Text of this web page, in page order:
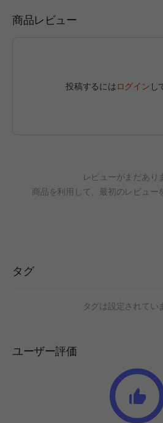
商品レビュー
投稿するにはログイン し
レビューがまだあり
商品を利用して、最初のレビュー
タグ
タグは設定されてい
ユーザー評価